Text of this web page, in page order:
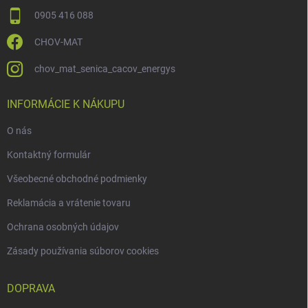
0905 416 088
CHOV-MAT
chov_mat_senica_cacov_energys
INFORMÁCIE K NÁKUPU
O nás
Kontaktný formulár
Všeobecné obchodné podmienky
Reklamácia a vrátenie tovaru
Ochrana osobných údajov
Zásady používania súborov cookies
DOPRAVA